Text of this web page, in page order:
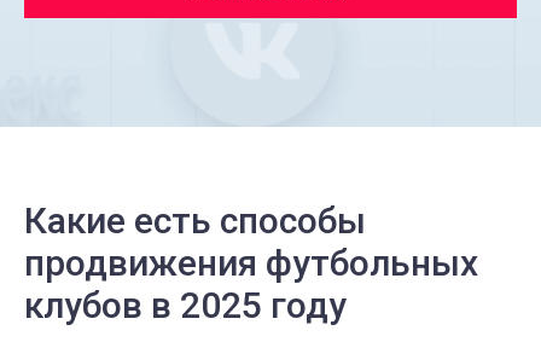
Какие есть способы
продвижения футбольных
клубов в 2025 году